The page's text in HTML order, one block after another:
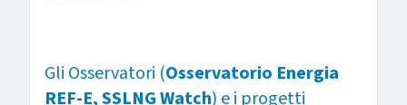
Gli Osservatori (Osservatorio Energia
REF-E, SSLNG Watch) e i progetti